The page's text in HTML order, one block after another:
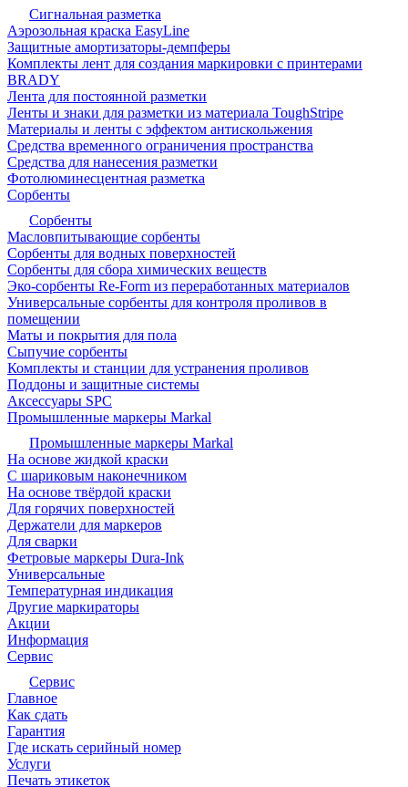
Сигнальная разметка
Аэрозольная краска EasyLine
Защитные амортизаторы-демпферы
Комплекты лент для создания маркировки с принтерами
BRADY
Лента для постоянной разметки
Ленты и знаки для разметки из материала ToughStripe
Материалы и ленты с эффектом антискольжения
Средства временного ограничения пространства
Средства для нанесения разметки
Фотолюминесцентная разметка
Сорбенты
Сорбенты
Масловпитывающие сорбенты
Сорбенты для водных поверхностей
Сорбенты для сбора химических веществ
Эко-сорбенты Re-Form из переработанных материалов
Универсальные сорбенты для контроля проливов в
помещении
Маты и покрытия для пола
Сыпучие сорбенты
Комплекты и станции для устранения проливов
Поддоны и защитные системы
Аксессуары SPC
Промышленные маркеры Markal
Промышленные маркеры Markal
На основе жидкой краски
С шариковым наконечником
На основе твёрдой краски
Для горячих поверхностей
Держатели для маркеров
Для сварки
Фетровые маркеры Dura-Ink
Универсальные
Температурная индикация
Другие маркираторы
Акции
Информация
Сервис
Сервис
Главное
Как сдать
Гарантия
Где искать серийный номер
Услуги
Печать этикеток